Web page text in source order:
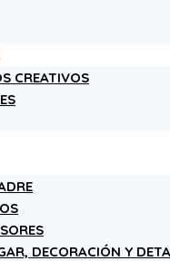
CREATIVOS
DECORACIÓN Y